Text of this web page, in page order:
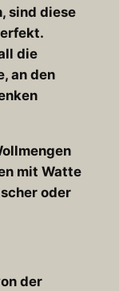
sind diese
die
an den
mit Watte
oder
der